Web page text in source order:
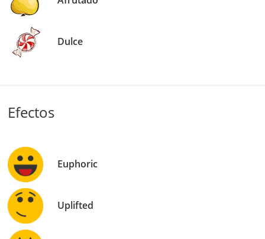
Dulce
Efectos
Euphoric
Uplifted